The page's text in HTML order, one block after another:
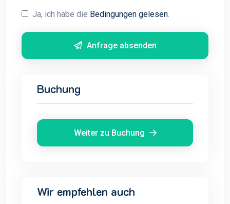
Ja, ich habe die Bedingungen gelesen.
Anfrage absenden
Buchung
Weiter zu Buchung
Wir empfehlen auch